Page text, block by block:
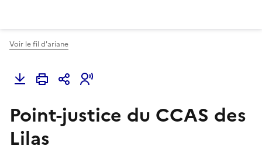
Voir le fil d'ariane
Point-justice du CCAS des
Lilas